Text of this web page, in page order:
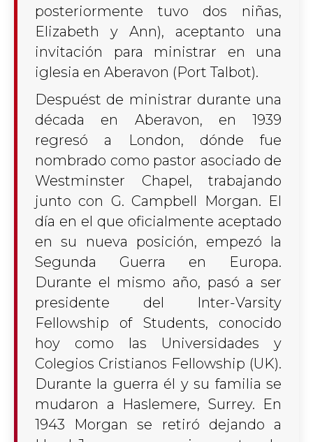
posteriormente tuvo dos niñas,
Elizabeth y Ann), aceptanto una
invitación para ministrar en una
iglesia en Aberavon (Port Talbot).
Despuést de ministrar durante una
década en Aberavon, en 1939
regresó a London, dónde fue
nombrado como pastor asociado de
Westminster Chapel, trabajando
junto con G. Campbell Morgan. El
día en el que oficialmente aceptado
en su nueva posición, empezó la
Segunda Guerra en Europa.
Durante el mismo año, pasó a ser
presidente del Inter-Varsity
Fellowship of Students, conocido
hoy como las Universidades y
Colegios Cristianos Fellowship (UK).
Durante la guerra él y su familia se
mudaron a Haslemere, Surrey. En
1943 Morgan se retiró dejando a